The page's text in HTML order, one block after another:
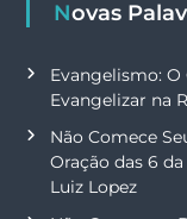
Novas
Evangelismo: O
Evangelizar na
Não Comece
Oração das 6
Luiz Lopez